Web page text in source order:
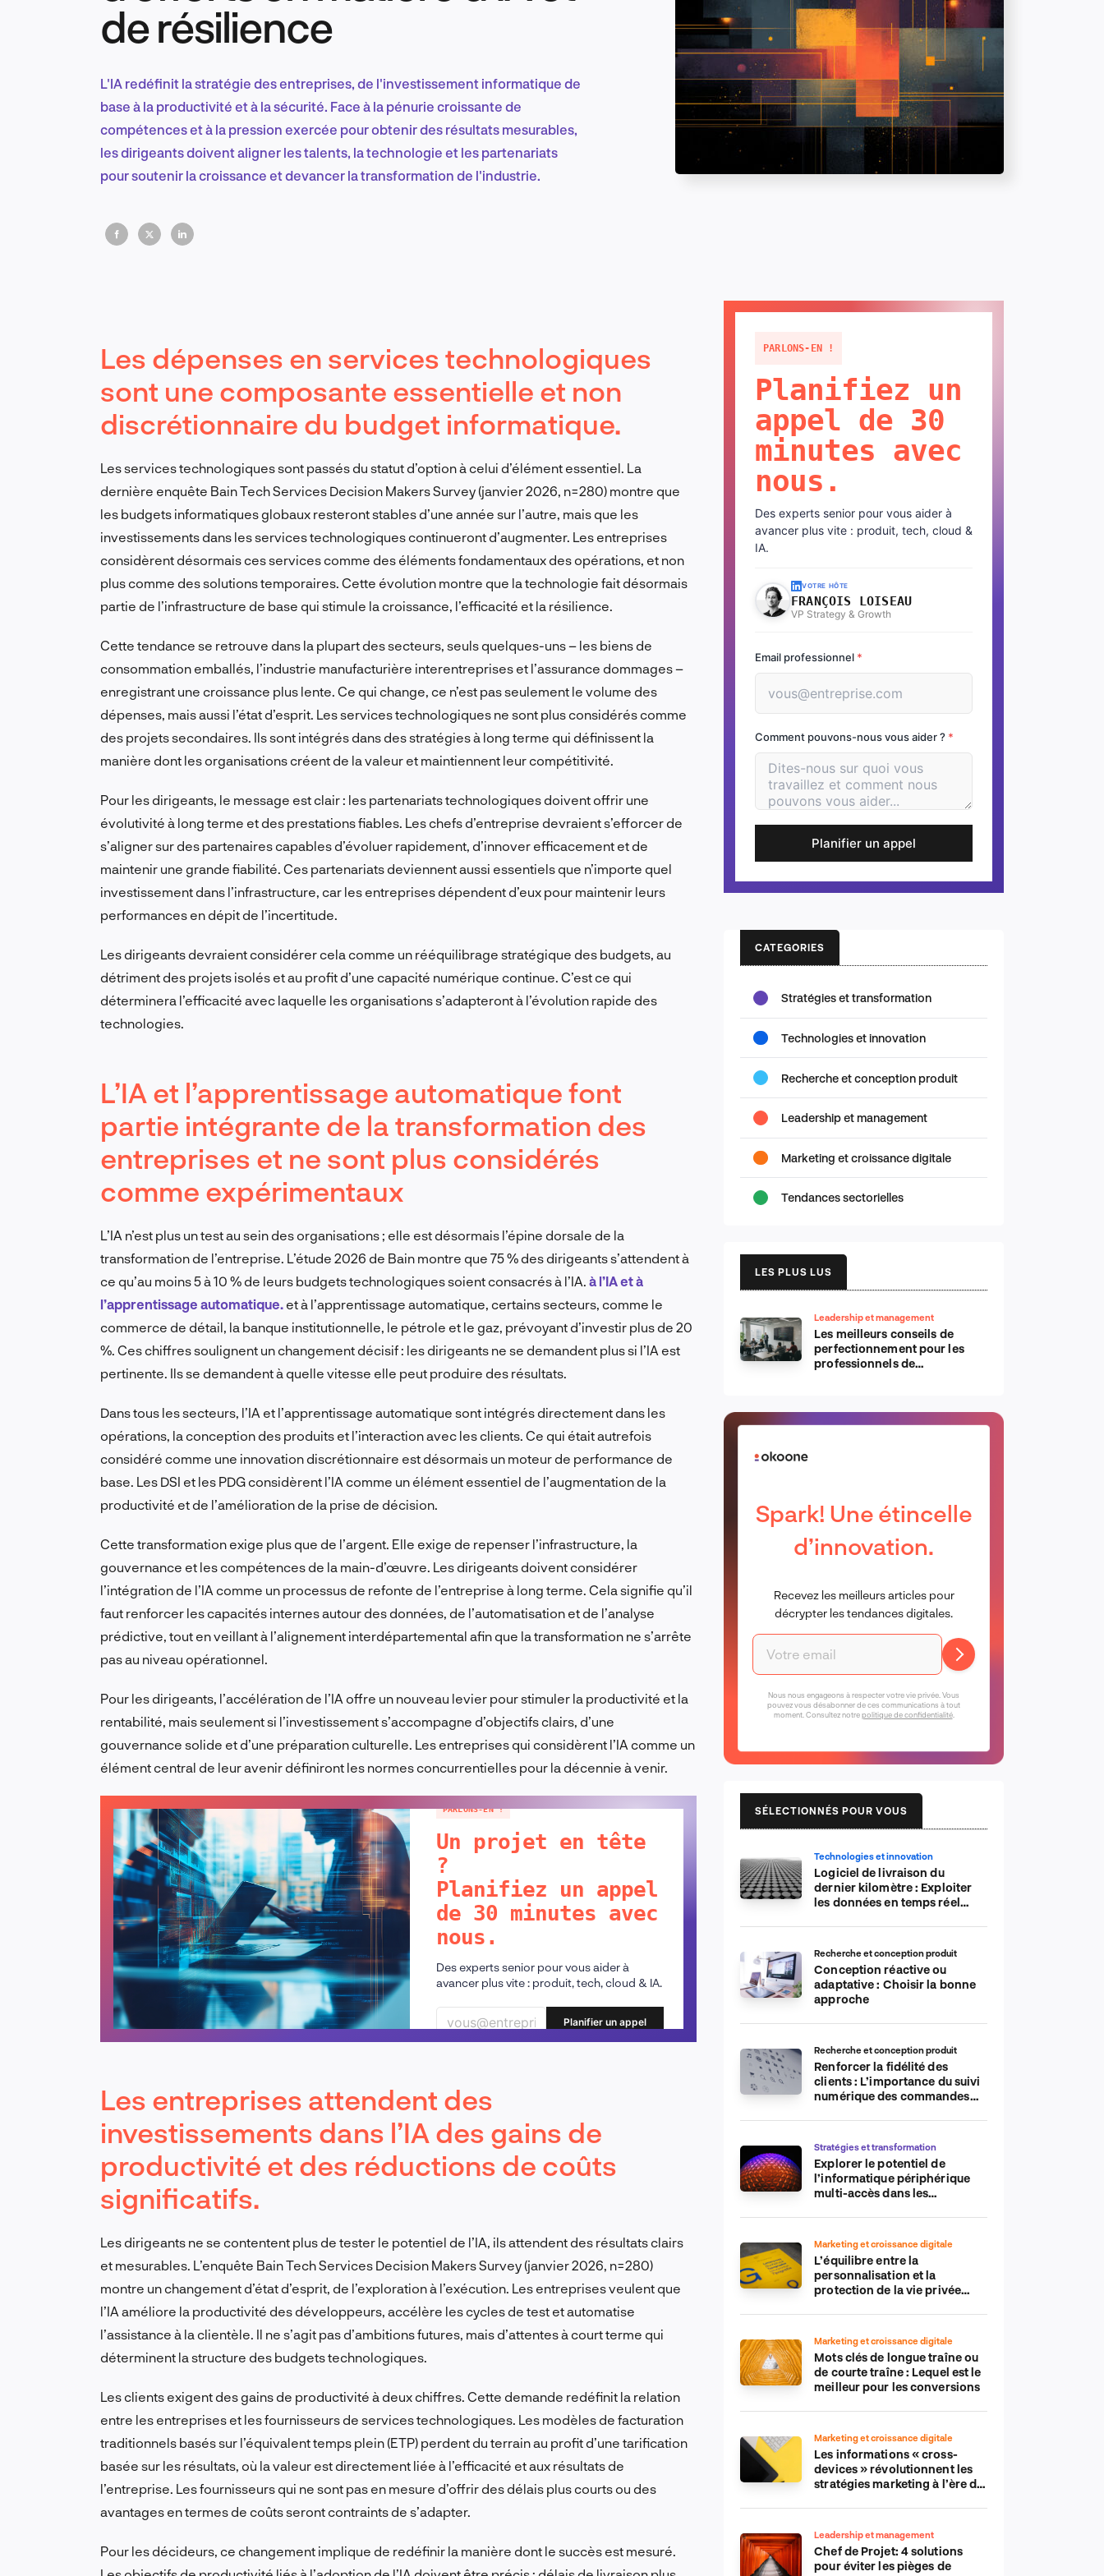
Recherche et conception produit
FR
de résilience
L'IA redéfinit la stratégie des entreprises, de l'investissement informatique de
base à la productivité et à la sécurité. Face à la pénurie croissante de
compétences et à la pression exercée pour obtenir des résultats mesurables,
les dirigeants doivent aligner les talents, la technologie et les partenariats
pour soutenir la croissance et devancer la transformation de l'industrie.
Les dépenses en services technologiques
sont une composante essentielle et non
discrétionnaire du budget informatique.
Les services technologiques sont passés du statut d’option à celui d’élément essentiel. La
dernière enquête Bain Tech Services Decision Makers Survey (janvier 2026, n=280) montre que
les budgets informatiques globaux resteront stables d’une année sur l’autre, mais que les
investissements dans les services technologiques continueront d’augmenter. Les entreprises
considèrent désormais ces services comme des éléments fondamentaux des opérations, et non
plus comme des solutions temporaires. Cette évolution montre que la technologie fait désormais
partie de l’infrastructure de base qui stimule la croissance, l’efficacité et la résilience.
Cette tendance se retrouve dans la plupart des secteurs, seuls quelques-uns – les biens de
consommation emballés, l’industrie manufacturière interentreprises et l’assurance dommages –
enregistrant une croissance plus lente. Ce qui change, ce n’est pas seulement le volume des
dépenses, mais aussi l’état d’esprit. Les services technologiques ne sont plus considérés comme
des projets secondaires. Ils sont intégrés dans des stratégies à long terme qui définissent la
manière dont les organisations créent de la valeur et maintiennent leur compétitivité.
Pour les dirigeants, le message est clair : les partenariats technologiques doivent offrir une
évolutivité à long terme et des prestations fiables. Les chefs d’entreprise devraient s’efforcer de
s’aligner sur des partenaires capables d’évoluer rapidement, d’innover efficacement et de
maintenir une grande fiabilité. Ces partenariats deviennent aussi essentiels que n’importe quel
investissement dans l’infrastructure, car les entreprises dépendent d’eux pour maintenir leurs
performances en dépit de l’incertitude.
Les dirigeants devraient considérer cela comme un rééquilibrage stratégique des budgets, au
détriment des projets isolés et au profit d’une capacité numérique continue. C’est ce qui
déterminera l’efficacité avec laquelle les organisations s’adapteront à l’évolution rapide des
technologies.
L’IA et l’apprentissage automatique font
partie intégrante de la transformation des
entreprises et ne sont plus considérés
comme expérimentaux
L’IA n’est plus un test au sein des organisations ; elle est désormais l’épine dorsale de la
transformation de l’entreprise. L’étude 2026 de Bain montre que 75 % des dirigeants s’attendent à
ce qu’au moins 5 à 10 % de leurs budgets technologiques soient consacrés à l’IA. à l’IA et à
l’apprentissage automatique. et à l’apprentissage automatique, certains secteurs, comme le
commerce de détail, la banque institutionnelle, le pétrole et le gaz, prévoyant d’investir plus de 20
%. Ces chiffres soulignent un changement décisif : les dirigeants ne se demandent plus si l’IA est
pertinente. Ils se demandent à quelle vitesse elle peut produire des résultats.
Dans tous les secteurs, l’IA et l’apprentissage automatique sont intégrés directement dans les
opérations, la conception des produits et l’interaction avec les clients. Ce qui était autrefois
considéré comme une innovation discrétionnaire est désormais un moteur de performance de
base. Les DSI et les PDG considèrent l’IA comme un élément essentiel de l’augmentation de la
productivité et de l’amélioration de la prise de décision.
Cette transformation exige plus que de l’argent. Elle exige de repenser l’infrastructure, la
gouvernance et les compétences de la main-d’œuvre. Les dirigeants doivent considérer
l’intégration de l’IA comme un processus de refonte de l’entreprise à long terme. Cela signifie qu’il
faut renforcer les capacités internes autour des données, de l’automatisation et de l’analyse
prédictive, tout en veillant à l’alignement interdépartemental afin que la transformation ne s’arrête
pas au niveau opérationnel.
Pour les dirigeants, l’accélération de l’IA offre un nouveau levier pour stimuler la productivité et la
rentabilité, mais seulement si l’investissement s’accompagne d’objectifs clairs, d’une
gouvernance solide et d’une préparation culturelle. Les entreprises qui considèrent l’IA comme un
élément central de leur avenir définiront les normes concurrentielles pour la décennie à venir.
PARLONS-EN !
Un projet en tête
?
Planifiez un appel
de 30 minutes avec
nous.
Des experts senior pour vous aider à
avancer plus vite : produit, tech, cloud & IA.
Planifier un appel
Les entreprises attendent des
investissements dans l’IA des gains de
productivité et des réductions de coûts
significatifs.
Les dirigeants ne se contentent plus de tester le potentiel de l’IA, ils attendent des résultats clairs
et mesurables. L’enquête Bain Tech Services Decision Makers Survey (janvier 2026, n=280)
montre un changement d’état d’esprit, de l’exploration à l’exécution. Les entreprises veulent que
l’IA améliore la productivité des développeurs, accélère les cycles de test et automatise
l’assistance à la clientèle. Il ne s’agit pas d’ambitions futures, mais d’attentes à court terme qui
déterminent la structure des budgets technologiques.
Les clients exigent des gains de productivité à deux chiffres. Cette demande redéfinit la relation
entre les entreprises et les fournisseurs de services technologiques. Les modèles de facturation
traditionnels basés sur l’équivalent temps plein (ETP) perdent du terrain au profit d’une tarification
basée sur les résultats, où la valeur est directement liée à l’efficacité et aux résultats de
l’entreprise. Les fournisseurs qui ne sont pas en mesure d’offrir des délais plus courts ou des
avantages en termes de coûts seront contraints de s’adapter.
Pour les décideurs, ce changement implique de redéfinir la manière dont le succès est mesuré.
PARLONS-EN !
Planifiez un
appel de 30
minutes avec
nous.
Des experts senior pour vous aider à
avancer plus vite : produit, tech, cloud &
IA.
VOTRE HÔTE
FRANÇOIS LOISEAU
VP Strategy & Growth
Email professionnel *
Comment pouvons-nous vous aider ? *
Planifier un appel
CATEGORIES
Stratégies et transformation
Technologies et innovation
Recherche et conception produit
Leadership et management
Marketing et croissance digitale
Tendances sectorielles
LES PLUS LUS
Leadership et management
Les meilleurs conseils de
perfectionnement pour les
professionnels de
Spark! Une étincelle
d’innovation.
Recevez les meilleurs articles pour
décrypter les tendances digitales.
Nous nous engageons à respecter votre vie privée. Vous
pouvez vous désabonner de ces communications à tout
moment. Consultez notrepolitique de confidentialité.
SÉLECTIONNÉS POUR VOUS
Technologies et innovation
Logiciel de livraison du
dernier kilomètre : Exploiter
les données en temps réel
Recherche et conception produit
Conception réactive ou
adaptative : Choisir la bonne
approche
Recherche et conception produit
Renforcer la fidélité des
clients : L’importance du suivi
numérique des commandes
commerce électronique
Stratégies et transformation
Explorer le potentiel de
l’informatique périphérique
multi-accès dans les
Marketing et croissance digitale
L’équilibre entre la
personnalisation et la
protection de la vie privée
Marketing et croissance digitale
Mots clés de longue traîne ou
de courte traîne : Lequel est le
meilleur pour les conversions
Marketing et croissance digitale
Les informations « cross-
devices » révolutionnent les
stratégies marketing à l’ère du
Leadership et management
Chef de Projet: 4 solutions
pour éviter les pièges de